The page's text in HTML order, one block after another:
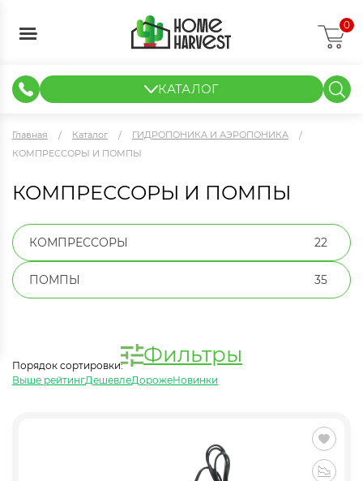
0
КАТАЛОГ
Главная Каталог
ГИДРОПОНИКА И АЭРОПОНИКА
КОМПРЕССОРЫ И ПОМПЫ
КОМПРЕССОРЫ И ПОМПЫ
КОМПРЕССОРЫ 22
ПОМПЫ 35
Фильтры
Порядок сортировки:
Выше рейтингДешевлеДорожеНовинки